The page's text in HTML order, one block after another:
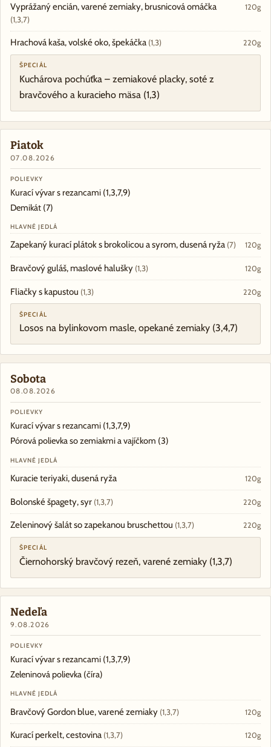
Vyprážaný encián, varené zemiaky, brusnicová omáčka
(1,3,7)
120g
Hrachová kaša, volské oko, špekáčka (1,3) 220g
ŠPECIÁL
Kuchárova pochúťka – zemiakové placky, soté z
bravčového a kuracieho mäsa (1,3)
Piatok
07.08.2026
POLIEVKY
Kurací vývar s rezancami (1,3,7,9)
Demikát (7)
HLAVNÉ JEDLÁ
Zapekaný kurací plátok s brokolicou a syrom, dusená ryža (7) 120g
Bravčový guláš, maslové halušky (1,3) 120g
Fliačky s kapustou (1,3) 220g
ŠPECIÁL
Losos na bylinkovom masle, opekané zemiaky (3,4,7)
Sobota
08.08.2026
POLIEVKY
Kurací vývar s rezancami (1,3,7,9)
Pórová polievka so zemiakmi a vajíčkom (3)
HLAVNÉ JEDLÁ
Kuracie teriyaki, dusená ryža 120g
Bolonské špagety, syr (1,3,7) 220g
Zeleninový šalát so zapekanou bruschettou (1,3,7) 220g
ŠPECIÁL
Čiernohorský bravčový rezeň, varené zemiaky (1,3,7)
Nedeľa
9.08.2026
POLIEVKY
Kurací vývar s rezancami (1,3,7,9)
Zeleninová polievka (číra)
HLAVNÉ JEDLÁ
Bravčový Gordon blue, varené zemiaky (1,3,7) 120g
Kurací perkelt, cestovina (1,3,7) 120g